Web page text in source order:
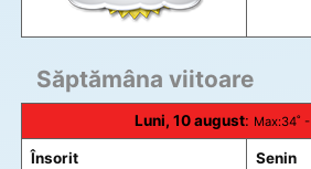
Săptămâna viitoare
Luni, 10 august: Max:34˚ -
Însorit
Senin